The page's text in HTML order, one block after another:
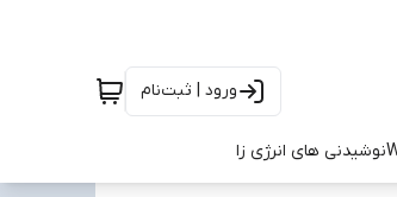
ورود | ثبت‌نام
نوشیدنی های انرژی زا